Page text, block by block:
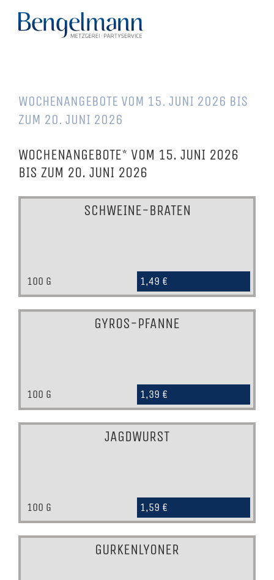
WOCHENANGEBOTE VOM 15. JUNI 2026 BIS
ZUM 20. JUNI 2026
WOCHENANGEBOTE* VOM 15. JUNI 2026
BIS ZUM 20. JUNI 2026
SCHWEINE-BRATEN
100 G 1,49 €
GYROS-PFANNE
100 G 1,39 €
JAGDWURST
100 G 1,59 €
GURKENLYONER